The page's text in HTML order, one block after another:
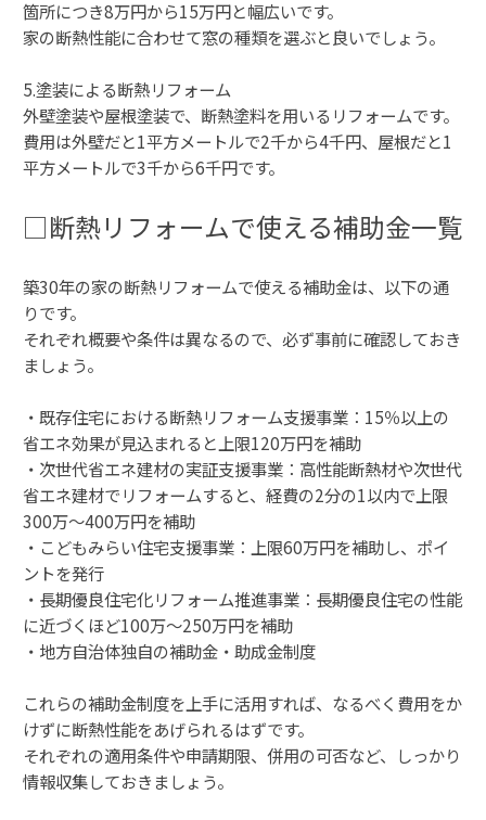
箇所につき8万円から15万円と幅広いです。
家の断熱性能に合わせて窓の種類を選ぶと良いでしょう。
5.塗装による断熱リフォーム
外壁塗装や屋根塗装で、断熱塗料を用いるリフォームです。
費用は外壁だと1平方メートルで2千から4千円、屋根だと1
平方メートルで3千から6千円です。
□断熱リフォームで使える補助金一覧
築30年の家の断熱リフォームで使える補助金は、以下の通
りです。
それぞれ概要や条件は異なるので、必ず事前に確認しておき
ましょう。
・既存住宅における断熱リフォーム支援事業：15％以上の
省エネ効果が見込まれると上限120万円を補助
・次世代省エネ建材の実証支援事業：高性能断熱材や次世代
省エネ建材でリフォームすると、経費の2分の1以内で上限
300万〜400万円を補助
・こどもみらい住宅支援事業：上限60万円を補助し、ポイ
ントを発行
・長期優良住宅化リフォーム推進事業：長期優良住宅の性能
に近づくほど100万〜250万円を補助
・地方自治体独自の補助金・助成金制度
これらの補助金制度を上手に活用すれば、なるべく費用をか
けずに断熱性能をあげられるはずです。
それぞれの適用条件や申請期限、併用の可否など、しっかり
情報収集しておきましょう。